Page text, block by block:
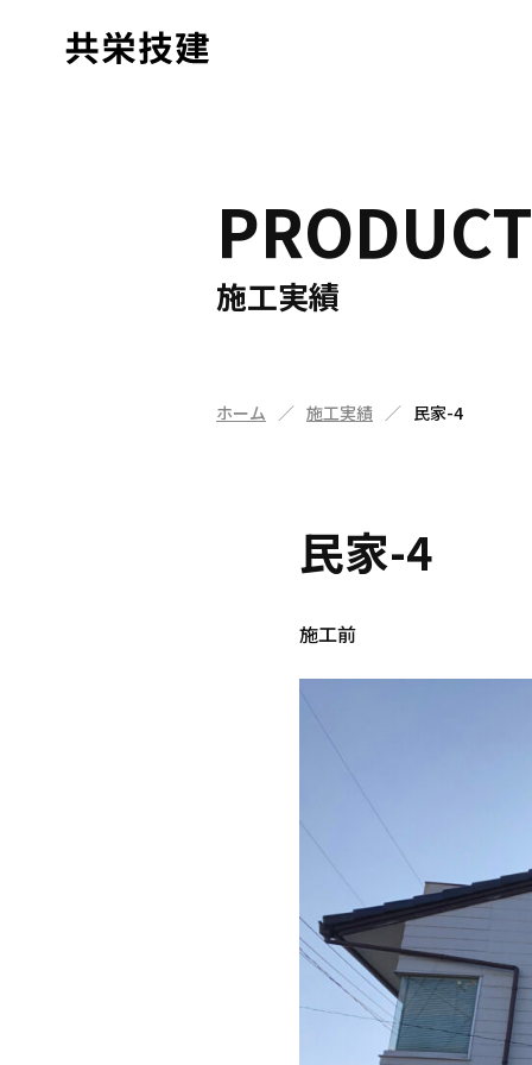
PRODUCT
施工実績
ホーム 施工実績 民家-4
民家-4
施工前